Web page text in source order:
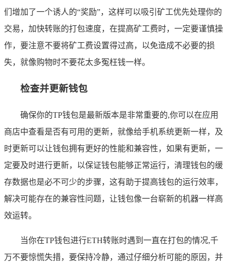
们增加了一个诱人的“奖励”，这样可以吸引矿工优先处理你的
交易，加快转账的打包速度，在提高矿工费时，一定要谨慎操
作，要注意不要将矿工费设置得过高，以免造成不必要的损
失，就像购物时不要花太多冤枉钱一样。
检查并更新钱包
确保你的TP钱包是最新版本是非常重要的,你可以在应用
商店中查看是否有可用的更新，就像给手机系统更新一样，及
时更新可以让钱包拥有更好的性能和兼容性，如果有更新，一
定要及时进行更新，以保证钱包能够正常运行，清理钱包的缓
存数据也是必不可少的步骤，这有助于提高钱包的运行效率，
解决可能存在的兼容性问题，让钱包像一台崭新的机器一样高
效运转。
当你在TP钱包进行ETH转账时遇到一直在打包的情况,千
万不要惊慌失措，要保持冷静，通过仔细分析可能的原因，并